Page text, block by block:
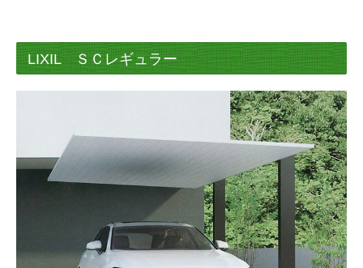
屋外収納（物置・ガレージ）
ガレージ
サイクルポート
リフォーム玄関ドア 浴室中折れドア
LIXIL ＳＣレギュラー